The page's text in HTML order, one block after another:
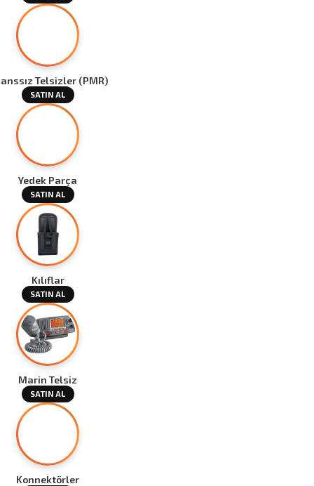
Telsizler (PMR)
SATIN AL
Yedek Parça
SATIN AL
Kılıflar
SATIN AL
Marin Telsiz
SATIN AL
Konnektörler